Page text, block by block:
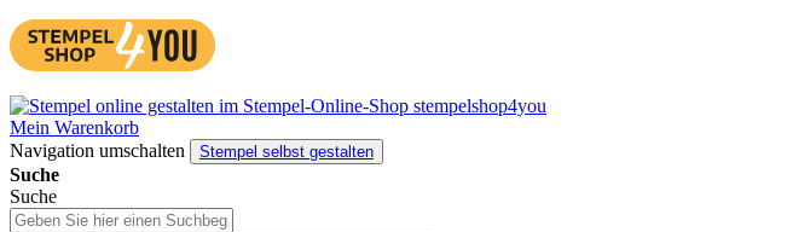
Mein Warenkorb
Navigation umschalten
Stempel selbst gestalten
Suche
Suche